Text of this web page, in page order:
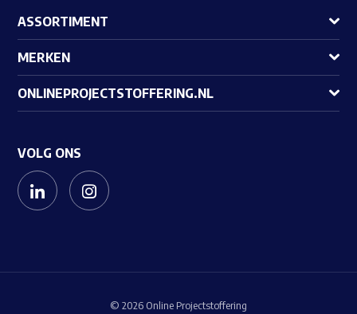
ASSORTIMENT
MERKEN
ONLINEPROJECTSTOFFERING.NL
VOLG ONS
© 2026 Online Projectstoffering